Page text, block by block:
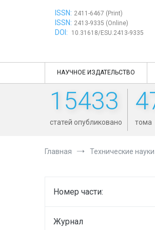
ISSN: 2411-6467 (Print)
ISSN: 2413-9335 (Online)
DOI: 10.31618/ESU.2413-9335
НАУЧНОЕ ИЗДАТЕЛЬСТВО
15433
статей опубликовано тома
Главная Технические науки
Номер части:
Журнал